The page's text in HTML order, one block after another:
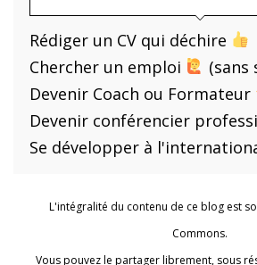
Rédiger un CV qui déchire
Chercher un emploi
(sans
Devenir Coach ou Formateur
Devenir conférencier
Se développer à
L'intégralité du contenu de ce blog est
Commons.
Vous pouvez le partager librement, sous